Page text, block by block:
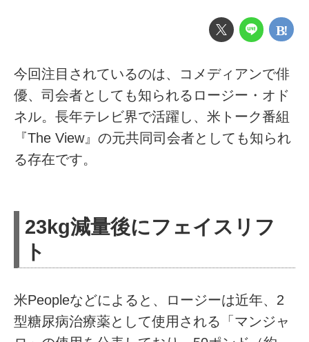
今回注目されているのは、コメディアンで俳
優、司会者としても知られるロージー・オド
ネル。長年テレビ界で活躍し、米トーク番組
『The View』の元共同司会者としても知られ
る存在です。
23kg減量後にフェイスリフ
ト
米Peopleなどによると、ロージーは近年、2
型糖尿病治療薬として使用される「マンジャ